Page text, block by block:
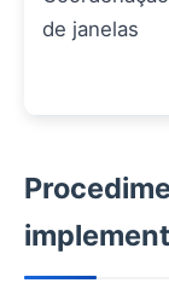
de janelas